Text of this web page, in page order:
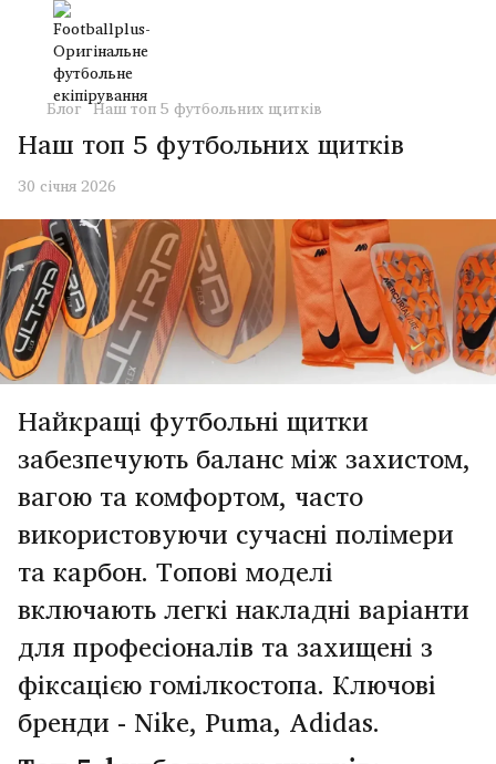
Блог Наш топ 5 футбольних щитків
Наш топ 5 футбольних щитків
30 січня 2026
Найкращі футбольні щитки
забезпечують баланс між захистом,
вагою та комфортом, часто
використовуючи сучасні полімери
та карбон. Топові моделі
включають легкі накладні варіанти
для професіоналів та захищені з
фіксацією гомілкостопа. Ключові
бренди - Nike, Puma, Adidas.